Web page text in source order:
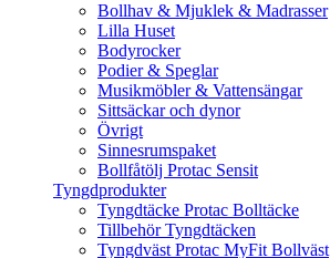
Bollhav & Mjuklek & Madrasser
Lilla Huset
Bodyrocker
Podier & Speglar
Musikmöbler & Vattensängar
Sittsäckar och dynor
Övrigt
Sinnesrumspaket
Bollfåtölj Protac Sensit
Tyngdprodukter
Tyngdtäcke Protac Bolltäcke
Tillbehör Tyngdtäcken
Tyngdväst Protac MyFit Bollväst